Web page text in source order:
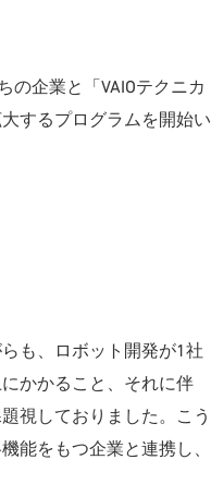
の企業と「VAIOテクニカ
するプログラムを開始い
も、ロボット開発が1社
かかること、それに伴
視しておりました。こう
能をもつ企業と連携し、